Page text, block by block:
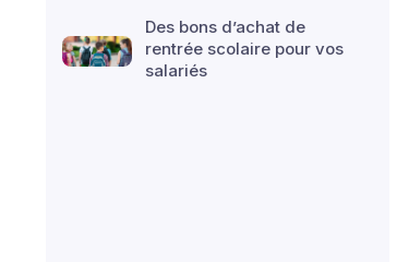
Des bons d’achat de
rentrée scolaire pour vos
salariés